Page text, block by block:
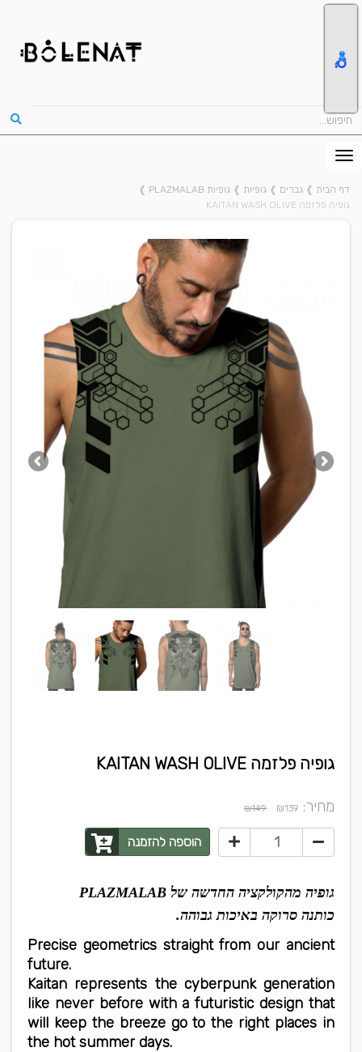
דף הבית ❱ גברים ❱ גופיות ❱ גופיות PLAZMALAB
❱
גופיה פלזמה KAITAN WASH OLIVE
גופיה פלזמה KAITAN WASH OLIVE
מחיר: ₪139
₪149
הוספה להזמנה
גופיה מהקולקציה החדשה של PLAZMALAB
כותנה סרוקה באיכות גבוהה.
Precise geometrics straight from our ancient
future.
Kaitan represents the cyberpunk generation
like never before with a futuristic design that
will keep the breeze go to the right places in
the hot summer days.